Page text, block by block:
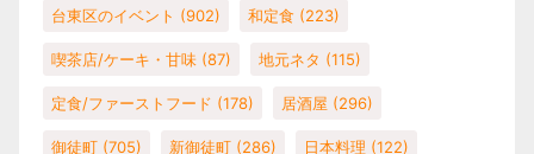
台東区のイベント (902) 和定食 (223)
喫茶店/ケーキ・甘味 (87) 地元ネタ (115)
定食/ファーストフード (178) 居酒屋 (296)
御徒町 (705) 新御徒町 (286) 日本料理 (122)